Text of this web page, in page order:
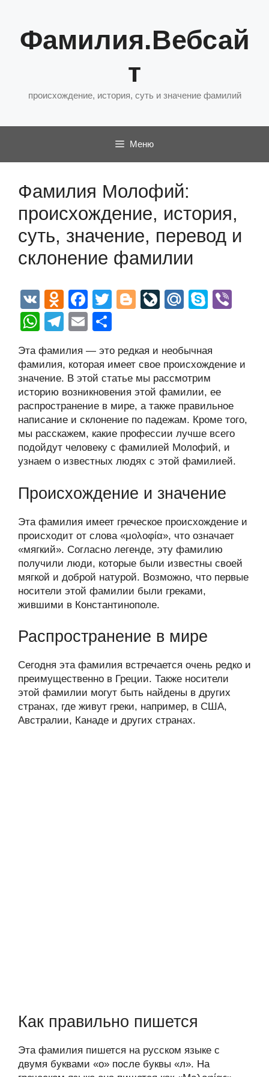
содержимому
Фамилия.Вебсай
т
происхождение, история, суть и значение фамилий
Меню
Фамилия Молофий:
происхождение, история,
суть, значение, перевод и
склонение фамилии
V
K
O
d
n
o
kl
a
ss
ni
ki
F
a
c
e
b
o
o
k
T
er
Bl
g
er
Li
J
o
ur
n
al
M
u
S
e
W
at
s
A
p
p
T
e
gr
a
m
E
ail р
а
в
и
ть
Эта фамилия — это редкая и необычная
фамилия, которая имеет свое происхождение и
значение. В этой статье мы рассмотрим
историю возникновения этой фамилии, ее
распространение в мире, а также правильное
написание и склонение по падежам. Кроме того,
мы расскажем, какие профессии лучше всего
подойдут человеку с фамилией Молофий, и
узнаем о известных людях с этой фамилией.
Происхождение и значение
Эта фамилия имеет греческое происхождение и
происходит от слова «μολοφία», что означает
«мягкий». Согласно легенде, эту фамилию
получили люди, которые были известны своей
мягкой и доброй натурой. Возможно, что первые
носители этой фамилии были греками,
жившими в Константинополе.
Распространение в мире
Сегодня эта фамилия встречается очень редко и
преимущественно в Греции. Также носители
этой фамилии могут быть найдены в других
странах, где живут греки, например, в США,
Австралии, Канаде и других странах.
Как правильно пишется
Эта фамилия пишется на русском языке с
двумя буквами «о» после буквы «л». На